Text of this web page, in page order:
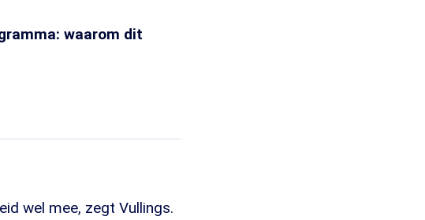
waarom dit
wel mee, zegt Vullings.